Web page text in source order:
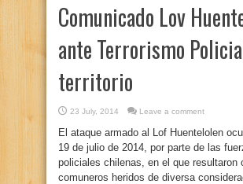
Comunicado Lov
ante Terrorismo
territorio
23 July, 2014 Leave a comment
El ataque armado al Lof Huentelolen
19 de julio de 2014, por parte de las
policiales chilenas, en el que resultaron
comuneros heridos de diversa